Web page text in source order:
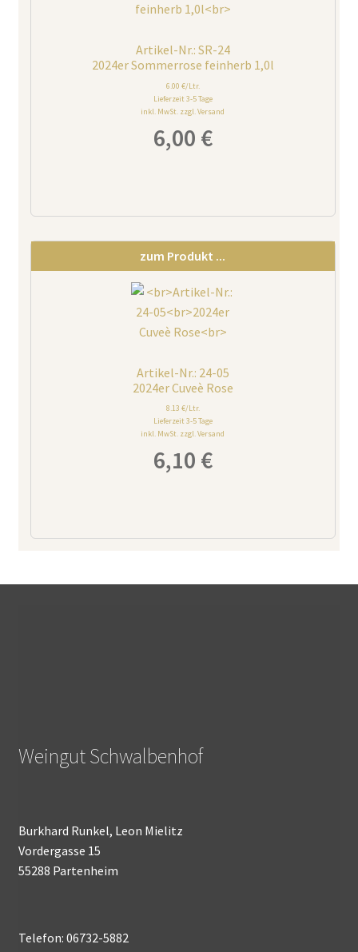
Artikel-Nr.: SR-24
2024er Sommerrose feinherb 1,0l
6.00 €/Ltr.
Lieferzeit 3-5 Tage
inkl. MwSt. zzgl. Versand
6,00 €
Artikel-Nr.: 24-05
2024er Cuveè Rose
8.13 €/Ltr.
Lieferzeit 3-5 Tage
inkl. MwSt. zzgl. Versand
6,10 €
zum Produkt ...
Weingut Schwalbenhof
Burkhard Runkel, Leon Mielitz
Vordergasse 15
55288 Partenheim
Telefon: 06732-5882